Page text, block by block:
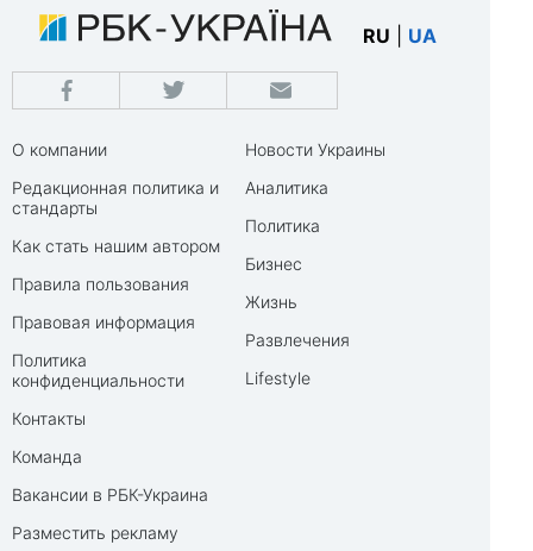
RU UA
О компании
Редакционная политика и
стандарты
Как стать нашим автором
Правила пользования
Правовая информация
Политика
конфиденциальности
Контакты
Команда
Вакансии в РБК-Украина
Разместить рекламу
Новости Украины
Аналитика
Политика
Бизнес
Жизнь
Развлечения
Lifestyle